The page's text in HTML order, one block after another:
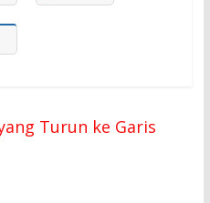
Turun ke Garis